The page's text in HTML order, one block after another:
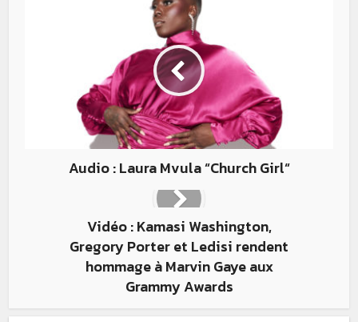
Audio : Laura Mvula “Church Girl“
Vidéo : Kamasi Washington,
Gregory Porter et Ledisi rendent
hommage à Marvin Gaye aux
Grammy Awards